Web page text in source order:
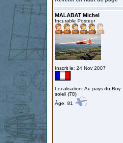
MALABAT Michel
Incurable Posteur
Inscrit le: 24 Nov 2007
Localisation: Au pays du Roy
soleil (78)
Âge: 81